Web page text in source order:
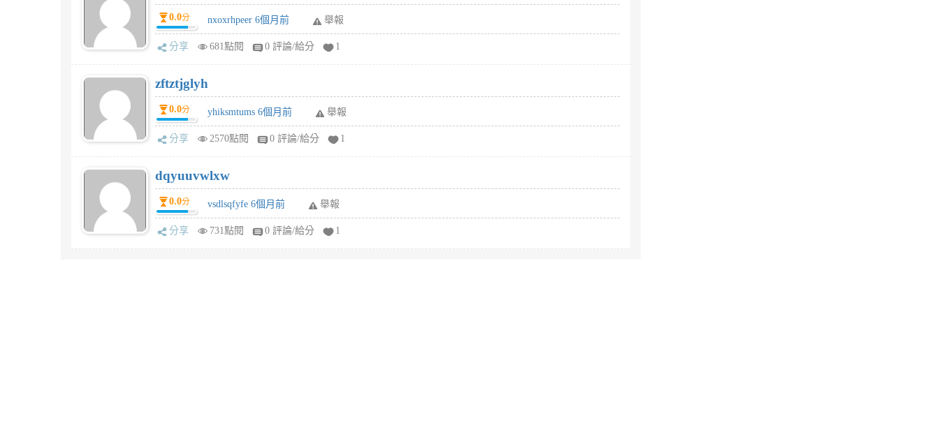
0.0分 nxoxrhpeer 6個月前 舉報
分享 681點閱 0 評論/給分 1
zftztjglyh
0.0分 yhiksmtums 6個月前 舉報
分享 2570點閱 0 評論/給分 1
dqyuuvwlxw
0.0分 vsdlsqfyfe 6個月前 舉報
分享 731點閱 0 評論/給分 1